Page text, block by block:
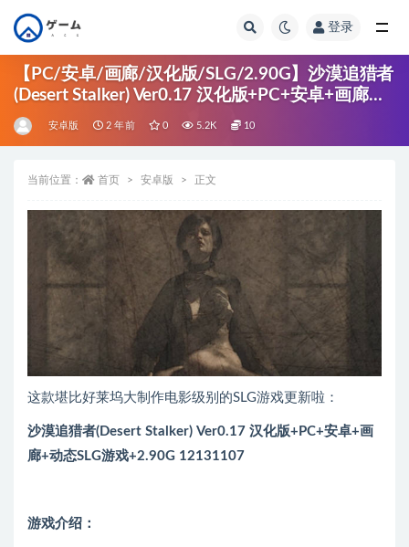
登录
【PC/安卓/画廊/汉化版/SLG/2.90G】沙漠追猎者
(Desert Stalker) Ver0.17 汉化版+PC+安卓+画廊
+动态SLG游戏+2.90G
安卓版 2 年前 0 5.2K 10
当前位置： 首页 安卓版 正文
这款堪比好莱坞大制作电影级别的SLG游戏更新啦：
沙漠追猎者(Desert Stalker) Ver0.17 汉化版+PC+安卓+画
廊+动态SLG游戏+2.90G 12131107
游戏介绍：